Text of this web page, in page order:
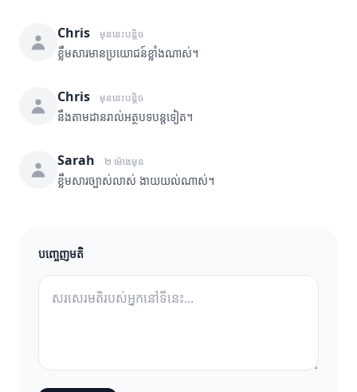
Chris មុននេះបន្តិច
ខ្លឹមសារមានប្រយោជន៍ខ្លាំងណាស់។
Chris មុននេះបន្តិច
នឹងតាមដានរាល់អត្ថបទបន្តទៀត។
Sarah ២ ម៉ោងមុន
ខ្លឹមសារច្បាស់លាស់ ងាយយល់ណាស់។
បញ្ចេញមតិ